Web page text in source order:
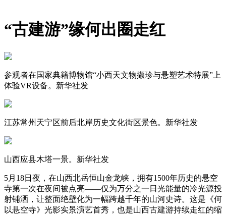
“古建游”缘何出圈走红
参观者在国家典籍博物馆“小西天文物撷珍与悬塑艺术特展”上
体验VR设备。新华社发
江苏常州天宁区前后北岸历史文化街区景色。新华社发
山西应县木塔一景。新华社发
5月18日夜，在山西北岳恒山金龙峡，拥有1500年历史的悬空
寺第一次在夜间被点亮——仅为万分之一日光能量的冷光源投
射铺洒，让整面绝壁化为一幅跨越千年的山河史诗。这是《何
以悬空寺》光影实景演艺首秀，也是山西古建游持续走红的缩